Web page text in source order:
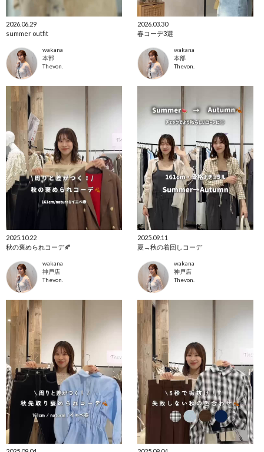
2026.06.29
summer outfit
wakana
本部
Thevon.
2026.03.30
春コーデ3選
wakana
本部
Thevon.
2025.10.22
秋の褒められコーデ🍂
wakana
神戸店
Thevon.
2025.09.11
夏→秋の着回しコーデ
wakana
神戸店
Thevon.